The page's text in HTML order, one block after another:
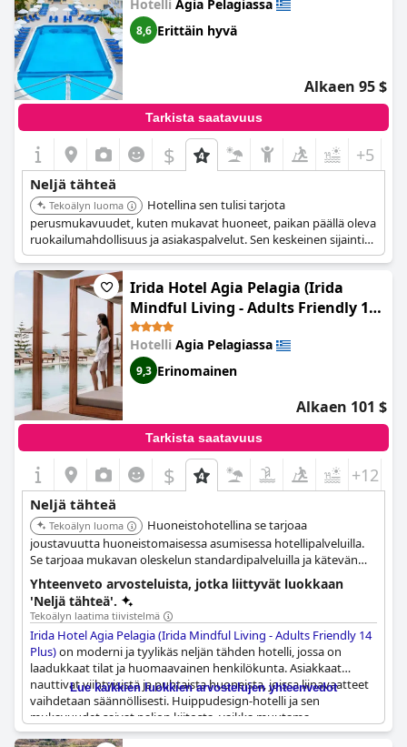
Hotelli Agia Pelagiassa
8,6 Erittäin hyvä
Alkaen 95 $
Tarkista saatavuus
$ +5
Neljä tähteä
Tekoälyn luoma
Hotellina sen tulisi tarjota
perusmukavuudet, kuten mukavat huoneet, paikan päällä oleva
ruokailumahdollisuus ja asiakaspalvelut. Sen keskeinen sijainti
Agia Pelagiassa viittaa kätevään pääsyyn paikallisiin
nähtävyyksiin.
Irida Hotel Agia Pelagia (Irida
Mindful Living - Adults Friendly 14
Plus)
Hotelli Agia Pelagiassa
9,3 Erinomainen
Alkaen 101 $
Tarkista saatavuus
$ +12
Neljä tähteä
Tekoälyn luoma
Huoneistohotellina se tarjoaa
joustavuutta huoneistomaisessa asumisessa hotellipalveluilla.
Se tarjoaa mukavan oleskelun standardipalveluilla ja kätevän
sijainnin Agia Pelagiassa.
Yhteenveto arvosteluista, jotka liittyvät luokkaan
'Neljä tähteä'.
Tekoälyn laatima tiivistelmä
Irida Hotel Agia Pelagia (Irida Mindful Living - Adults Friendly 14
Plus)on moderni ja tyylikäs neljän tähden hotelli, jossa on
laadukkaat tilat ja huomaavainen henkilökunta. Asiakkaat
nauttivat viihtyisistä ja puhtaista huoneista, joissa liinavaatteet
vaihdetaan säännöllisesti. Huippudesign-hotelli ja sen
mukavuudet saivat paljon kiitosta, vaikka muutama
negatiivinen kommentti koski hotellin kokoa ja sijaintia. Kaiken
Lue kaikkien luokkien arvostelujen yhteenvedot